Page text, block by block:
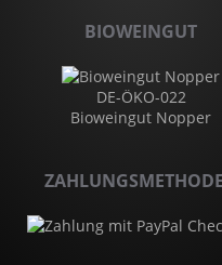
BIOWEINGUT
DE-ÖKO-022
Bioweingut Nopper